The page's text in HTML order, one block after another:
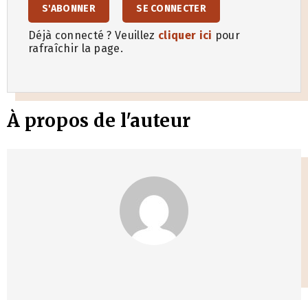
S'ABONNER SE CONNECTER
Déjà connecté ? Veuillez cliquer ici pour
rafraîchir la page.
À propos de l'auteur